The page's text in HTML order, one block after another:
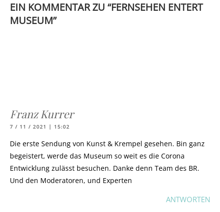
EIN KOMMENTAR ZU “FERNSEHEN ENTERT
MUSEUM”
Franz Kurrer
7 / 11 / 2021 | 15:02
Die erste Sendung von Kunst & Krempel gesehen. Bin ganz
begeistert, werde das Museum so weit es die Corona
Entwicklung zulässt besuchen. Danke denn Team des BR.
Und den Moderatoren, und Experten
ANTWORTEN